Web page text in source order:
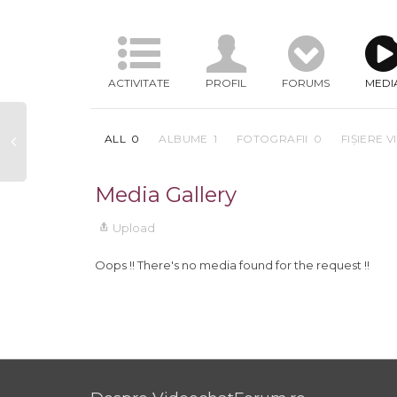
ACTIVITATE PROFIL FORUMS
ALL 0 ALBUME 1 FOTOGRAFII 0 FIȘIERE
Media Gallery
Upload
Oops !! There's no media found for the request !!